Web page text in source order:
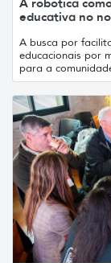
educativa no
A busca por
educacionais por
para a